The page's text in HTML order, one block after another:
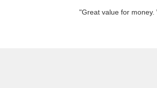
"Great value for